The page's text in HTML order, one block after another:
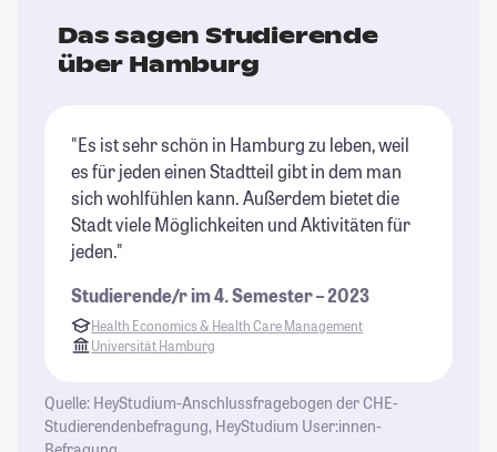
Das sagen Studierende
über Hamburg
"Es ist sehr schön in Hamburg zu leben, weil
es für jeden einen Stadtteil gibt in dem man
sich wohlfühlen kann. Außerdem bietet die
Stadt viele Möglichkeiten und Aktivitäten für
jeden."
Studierende/r im 4. Semester – 2023
Health Economics & Health Care Management
Universität Hamburg
Quelle: HeyStudium-Anschlussfragebogen der CHE-
Studierendenbefragung, HeyStudium User:innen-